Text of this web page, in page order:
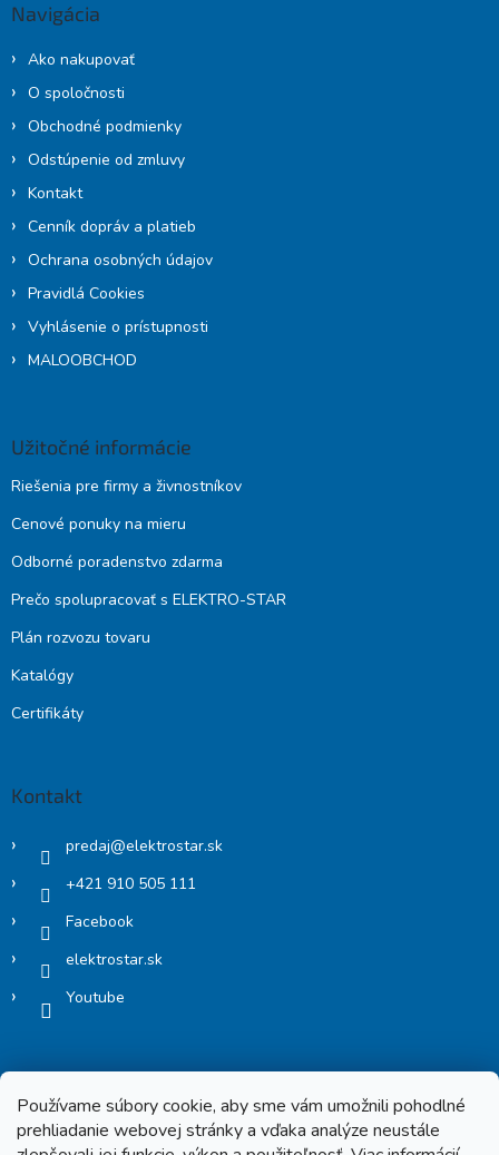
Používame súbory cookie, aby sme vám umožnili pohodlné
prehliadanie webovej stránky a vďaka analýze neustále
Navigácia
Ako nakupovať
O spoločnosti
Obchodné podmienky
Odstúpenie od zmluvy
Kontakt
Cenník dopráv a platieb
Ochrana osobných údajov
Pravidlá Cookies
Vyhlásenie o prístupnosti
MALOOBCHOD
Užitočné informácie
Riešenia pre firmy a živnostníkov
Cenové ponuky na mieru
Odborné poradenstvo zdarma
Prečo spolupracovať s ELEKTRO-STAR
Plán rozvozu tovaru
Katalógy
Certifikáty
Kontakt
predaj@elektrostar.sk
+421 910 505 111
Facebook
elektrostar.sk
Youtube